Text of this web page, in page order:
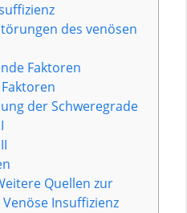
des venösen
Faktoren
der Schweregrade
Quellen zur
Insuffizienz